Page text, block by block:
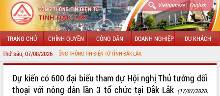
Vietnamese| English
TRANG CHỦ CHÍNH QUYỀN CÔNG DÂN DOANH NGHIỆP DU KHÁCH
Thứ sáu, 07/08/2026
ĐẾN VỚI CỔNG THÔNG TIN ĐIỆN TỬ TỈNH ĐẮK LẮK
LÃNH ĐẠO UBND TỈNH
Dự kiến có 600 đại biểu tham dự Hội nghị Thủ tướng đối
thoại với nông dân lần 3 tổ chức tại Đắk Lắk (17/07/2020,